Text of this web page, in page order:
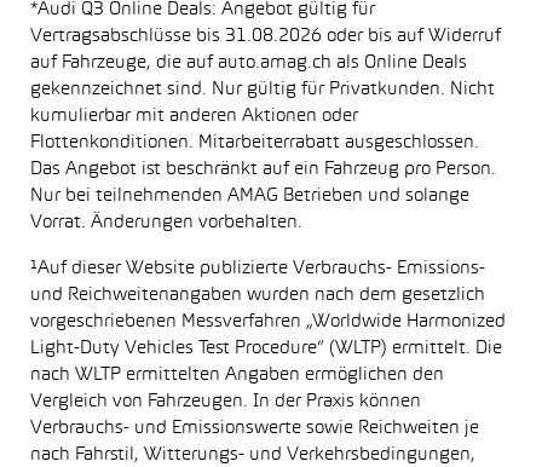
*Audi Q3 Online Deals: Angebot gültig für
Vertragsabschlüsse bis 31.08.2026 oder bis auf Widerruf
auf Fahrzeuge, die auf auto.amag.ch als Online Deals
gekennzeichnet sind. Nur gültig für Privatkunden. Nicht
kumulierbar mit anderen Aktionen oder
Flottenkonditionen. Mitarbeiterrabatt ausgeschlossen.
Das Angebot ist beschränkt auf ein Fahrzeug pro Person.
Nur bei teilnehmenden AMAG Betrieben und solange
Vorrat. Änderungen vorbehalten.
¹Auf dieser Website publizierte Verbrauchs- Emissions-
und Reichweitenangaben wurden nach dem gesetzlich
vorgeschriebenen Messverfahren „Worldwide Harmonized
Light-Duty Vehicles Test Procedure“ (WLTP) ermittelt. Die
nach WLTP ermittelten Angaben ermöglichen den
Vergleich von Fahrzeugen. In der Praxis können
Verbrauchs- und Emissionswerte sowie Reichweiten je
nach Fahrstil, Witterungs- und Verkehrsbedingungen,